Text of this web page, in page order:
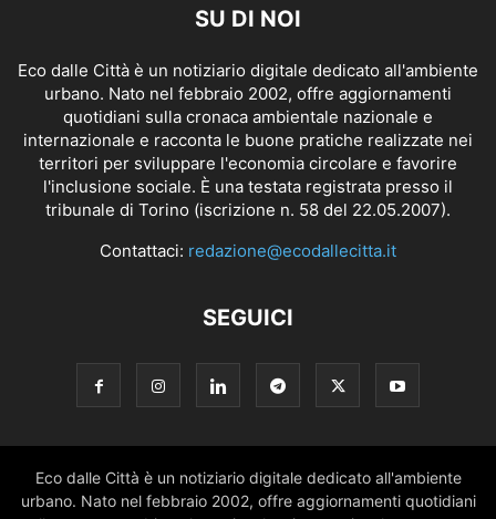
SU DI NOI
Eco dalle Città è un notiziario digitale dedicato all'ambiente
urbano. Nato nel febbraio 2002, offre aggiornamenti
quotidiani sulla cronaca ambientale nazionale e
internazionale e racconta le buone pratiche realizzate nei
territori per sviluppare l'economia circolare e favorire
l'inclusione sociale. È una testata registrata presso il
tribunale di Torino (iscrizione n. 58 del 22.05.2007).
Contattaci: redazione@ecodallecitta.it
SEGUICI
Eco dalle Città è un notiziario digitale dedicato all'ambiente
urbano. Nato nel febbraio 2002, offre aggiornamenti quotidiani